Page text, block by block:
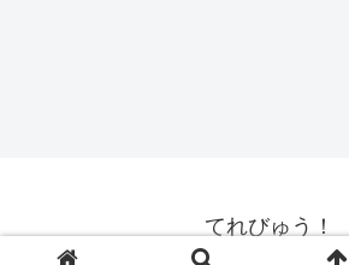
てれびゅう！